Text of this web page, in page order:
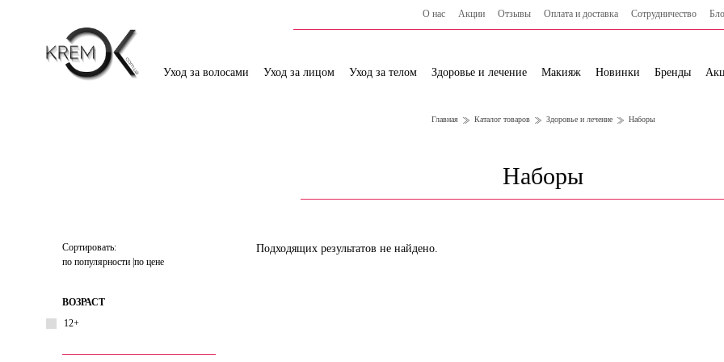
О нас Акции Отзывы Оплата и доставка Сотрудничество
Уход за волосами Уход за лицом Уход за телом Здоровье и лечение Макияж Новинки Бренды
Главная Каталог товаров Здоровье и лечение Наборы
Наборы
Сортировать:
по популярности по цене
ВОЗРАСТ
12+
Подходящих результатов не найдено.